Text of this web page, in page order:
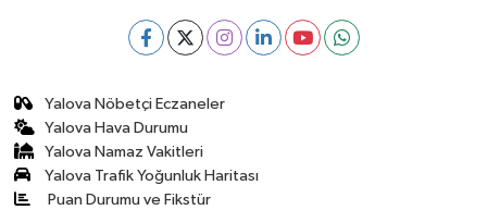
Yalova Nöbetçi Eczaneler
Yalova Hava Durumu
Yalova Namaz Vakitleri
Yalova Trafik Yoğunluk Haritası
Puan Durumu ve Fikstür